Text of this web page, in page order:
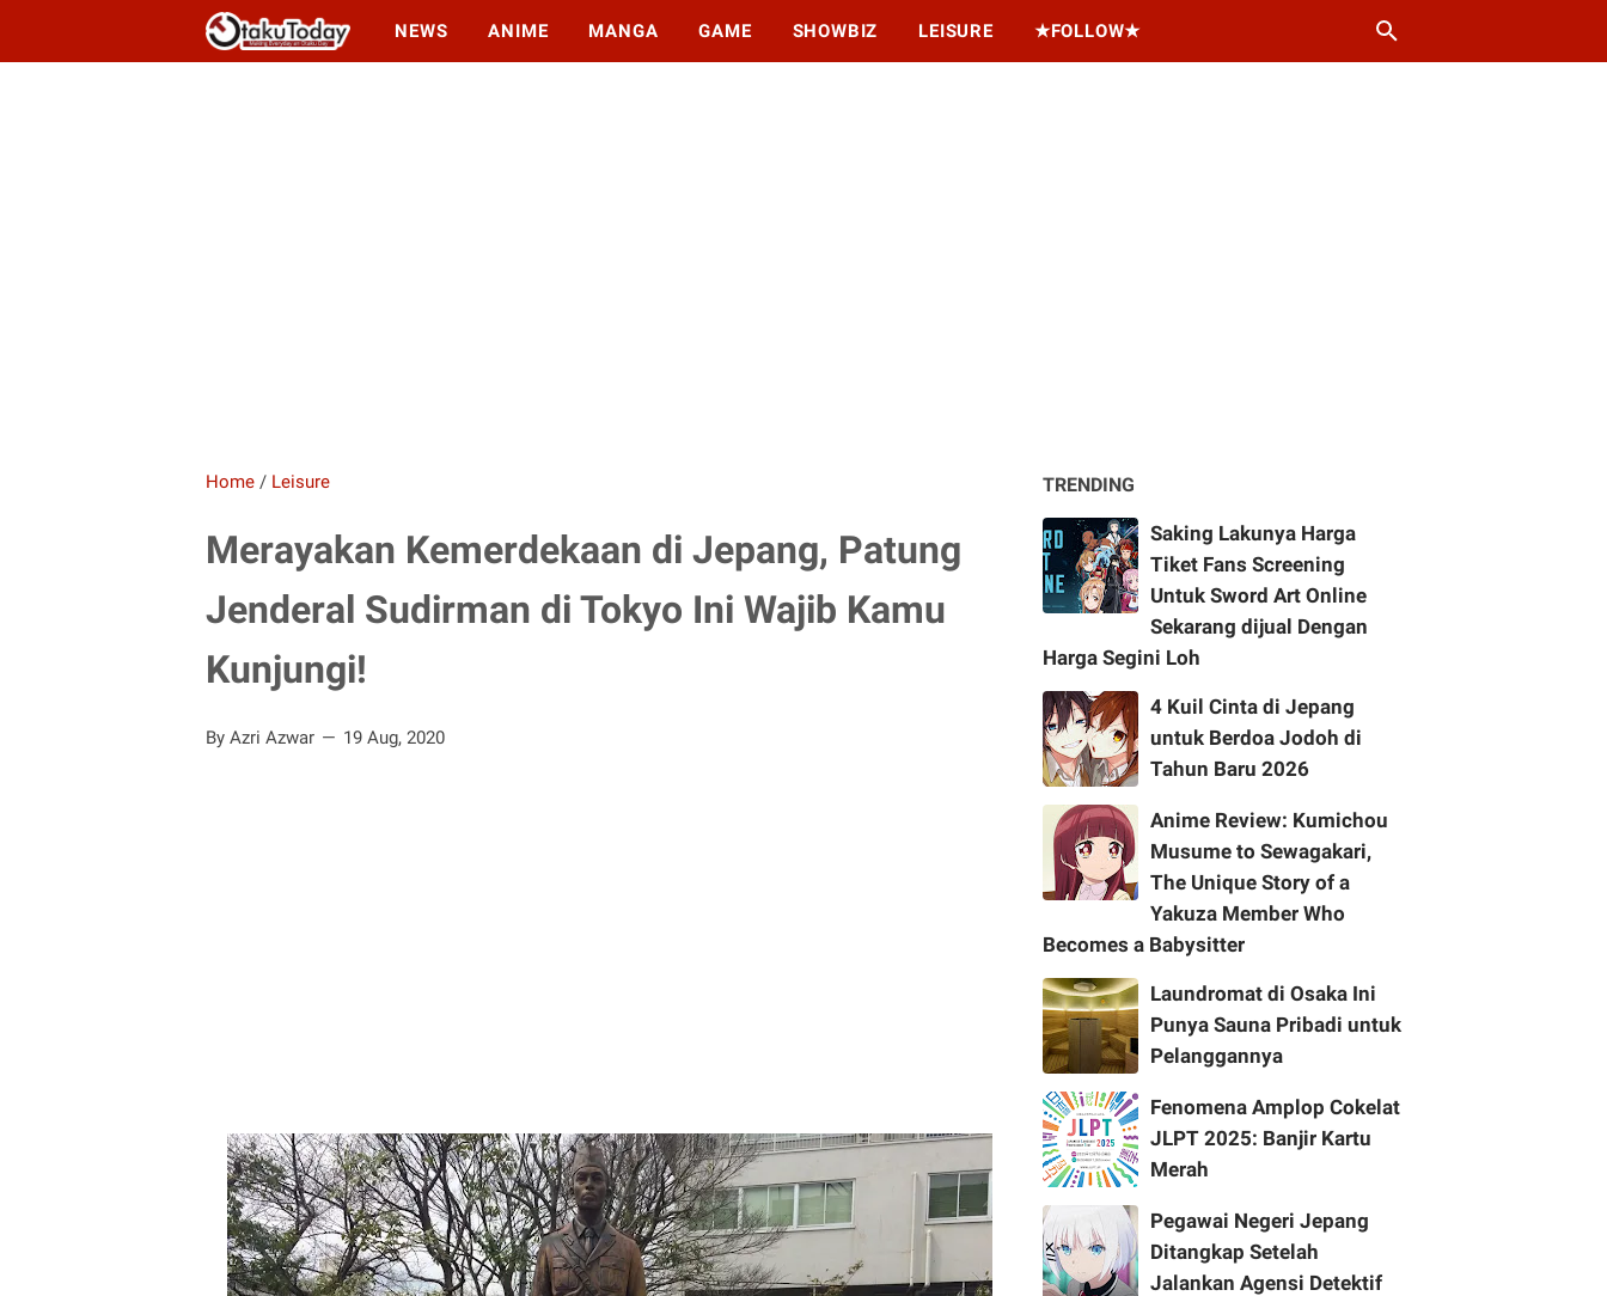
NEWS ANIME MANGA GAME SHOWBIZ LEISURE ★FOLLOW★
Home / Leisure
Merayakan Kemerdekaan di Jepang, Patung
Jenderal Sudirman di Tokyo Ini Wajib Kamu
Kunjungi!
By Azri Azwar 19 Aug, 2020
TRENDING
Saking Lakunya Harga
Tiket Fans Screening
Untuk Sword Art Online
Sekarang dijual Dengan
Harga Segini Loh
4 Kuil Cinta di Jepang
untuk Berdoa Jodoh di
Tahun Baru 2026
Anime Review: Kumichou
Musume to Sewagakari,
The Unique Story of a
Yakuza Member Who
Becomes a Babysitter
Laundromat di Osaka Ini
Punya Sauna Pribadi untuk
Pelanggannya
Fenomena Amplop Cokelat
JLPT 2025: Banjir Kartu
Merah
Pegawai Negeri Jepang
Ditangkap Setelah
Jalankan Agensi Detektif